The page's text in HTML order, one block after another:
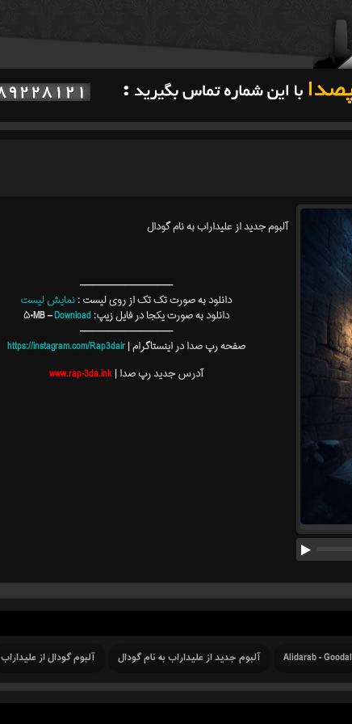
آلبوم جدید از علیداراب به نام گودال
———————————–
دانلود به صورت تک تک از روی لیست :نمایش لیست
دانلود به صورت یکجا در فایل زیپ: ۵۰MB –Download
———————————–
صفحه رپ صدا در اینستاگرام |https://instagram.com/Rap3dair
آدرس جدید رپ صدا |www.rap-3da.ink
Alidarab - Goodal آلبوم جدید از علیداراب به نام گودال آلبوم گودال از علیداراب